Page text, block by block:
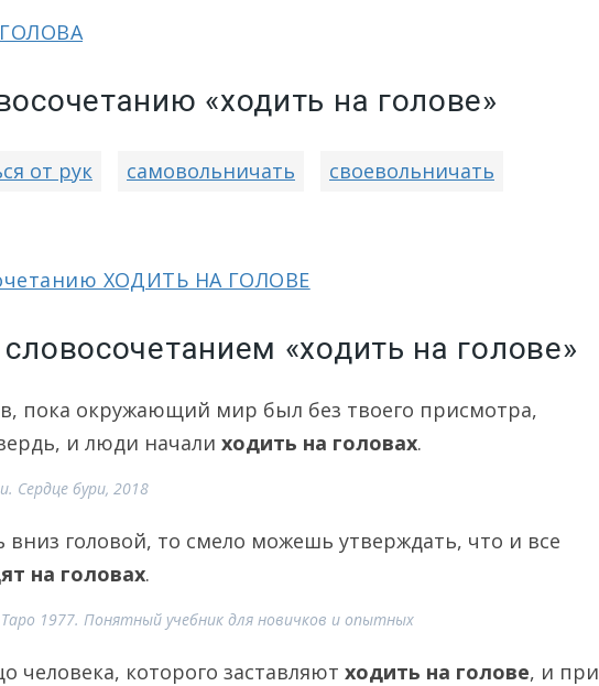
ГОЛОВА
«ходить на голове»
от рук самовольничать
своевольничать
ХОДИТЬ НА ГОЛОВЕ
«ходить на голове»
пока окружающий мир был без твоего присмотра,
и люди начали ходить на головах.
Сердце бури, 2018
головой, то смело можешь утверждать, что и все
на головах.
1977. Понятный учебник для новичков и опытных
человека, которого заставляют ходить на голове, и при